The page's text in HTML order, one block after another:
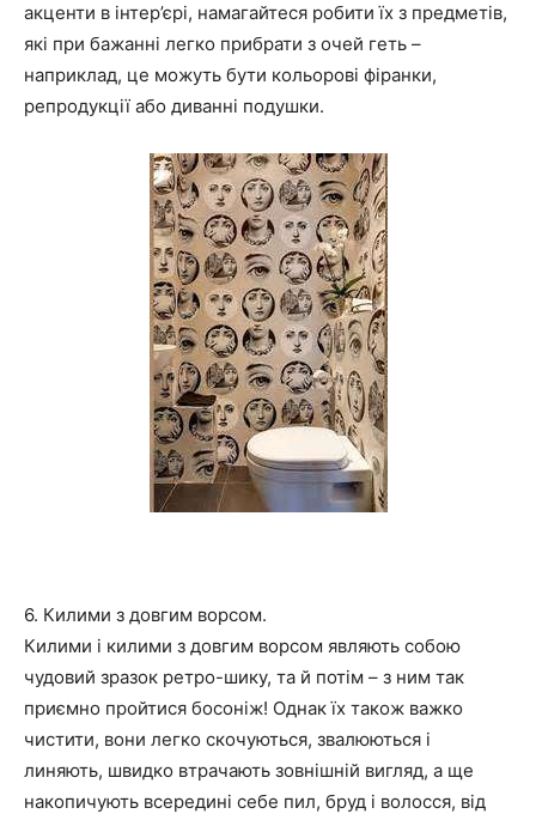
акценти в інтер’єрі, намагайтеся робити їх з предметів,
які при бажанні легко прибрати з очей геть –
наприклад, це можуть бути кольорові фіранки,
репродукції або диванні подушки.
6. Килими з довгим ворсом.
Килими і килими з довгим ворсом являють собою
чудовий зразок ретро-шику, та й потім – з ним так
приємно пройтися босоніж! Однак їх також важко
чистити, вони легко скочуються, звалюються і
линяють, швидко втрачають зовнішній вигляд, а ще
накопичують всередині себе пил, бруд і волосся, від